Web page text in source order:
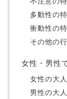
多動性の
衝動性の
その他の
女性・男性
女性の大
男性の大